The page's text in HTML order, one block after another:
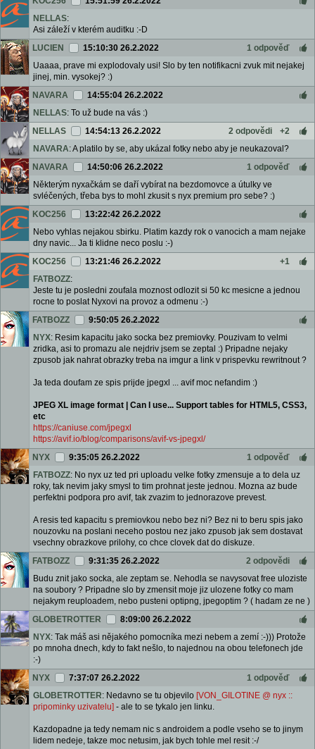
NELLAS:
Asi záleží v kterém auditku :-D
LUCIEN
15:10:30 26.2.2022
1 odpověď
Uaaaa, prave mi explodovaly usi! Slo by ten notifikacni zvuk mit nejakej
jinej, min. vysokej? :)
NAVARA
14:55:04 26.2.2022
NELLAS: To už bude na vás :)
NELLAS
14:54:13 26.2.2022 2 odpovědi
+2
NAVARA: A platilo by se, aby ukázal fotky nebo aby je neukazoval?
NAVARA
14:50:06 26.2.2022
1 odpověď
Některým nyxačkám se daří vybírat na bezdomovce a útulky ve
svléčených, třeba bys to mohl zkusit s nyx premium pro sebe? :)
KOC256
13:22:42 26.2.2022
Nebo vyhlas nejakou sbirku. Platim kazdy rok o vanocich a mam nejake
dny navic... Ja ti klidne neco poslu :-)
KOC256
13:21:46 26.2.2022
+1
FATBOZZ:
Jeste tu je posledni zoufala moznost odlozit si 50 kc mesicne a jednou
rocne to poslat Nyxovi na provoz a odmenu :-)
FATBOZZ
9:50:05 26.2.2022
NYX: Resim kapacitu jako socka bez premiovky. Pouzivam to velmi
zridka, asi to promazu ale nejdriv jsem se zeptal :) Pripadne nejaky
zpusob jak nahrat obrazky treba na imgur a link v prispevku rewritnout ?
Ja teda doufam ze spis prijde jpegxl ... avif moc nefandim :)
JPEG XL image format | Can I use... Support tables for HTML5, CSS3,
etc
https://caniuse.com/jpegxl
https://avif.io/blog/comparisons/avif-vs-jpegxl/
NYX
9:35:05 26.2.2022
1 odpověď
FATBOZZ: No nyx uz ted pri uploadu velke fotky zmensuje a to dela uz
roky, tak nevim jaky smysl to tim prohnat jeste jednou. Mozna az bude
perfektni podpora pro avif, tak zvazim to jednorazove prevest.
A resis ted kapacitu s premiovkou nebo bez ni? Bez ni to beru spis jako
nouzovku na poslani neceho postou nez jako zpusob jak sem dostavat
vsechny obrazkove prilohy, co chce clovek dat do diskuze.
FATBOZZ
9:31:35 26.2.2022
2 odpovědi
Budu znit jako socka, ale zeptam se. Nehodla se navysovat free uloziste
na soubory ? Pripadne slo by zmensit moje jiz ulozene fotky co mam
nejakym reuploadem, nebo pusteni optipng, jpegoptim ? ( hadam ze ne )
GLOBETROTTER
8:09:00 26.2.2022
NYX: Tak máš asi nějakého pomocníka mezi nebem a zemí :-))) Protože
po mnoha dnech, kdy to fakt nešlo, to najednou na obou telefonech jde
:-)
NYX
7:37:07 26.2.2022
1 odpověď
GLOBETROTTER: Nedavno se tu objevilo [VON_GILOTINE @ nyx ::
pripominky uzivatelu] - ale to se tykalo jen linku.
Kazdopadne ja tedy nemam nic s androidem a podle vseho se to jinym
lidem nedeje, takze moc netusim, jak bych tohle mel resit :-/